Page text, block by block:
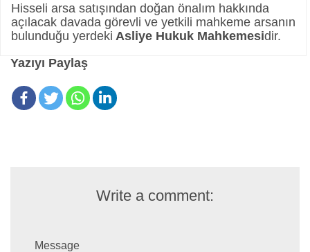
Hisseli arsa satışından doğan önalım hakkında
açılacak davada görevli ve yetkili mahkeme arsanın
bulunduğu yerdeki Asliye Hukuk Mahkemesidir.
Yazıyı Paylaş
Write a comment:
Message